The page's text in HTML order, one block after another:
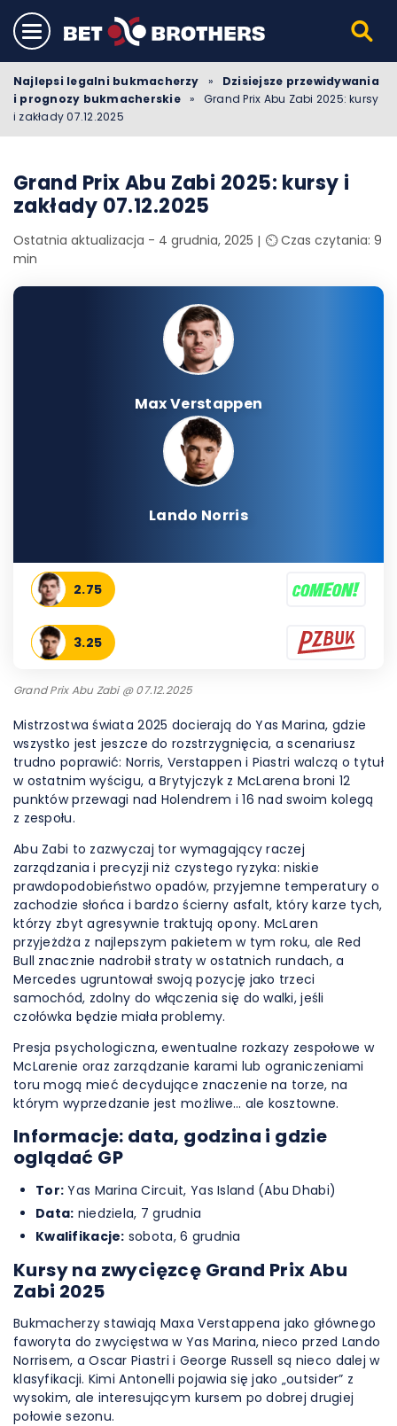
Najlepsi legalni bukmacherzy »
Dzisiejsze przewidywania
i prognozy bukmacherskie
»
Grand Prix Abu Zabi 2025: kursy
i zakłady 07.12.2025
Grand Prix Abu Zabi 2025: kursy i
zakłady 07.12.2025
Ostatnia aktualizacja - 4 grudnia, 2025
⏲️ Czas czytania: 9
min
Max Verstappen
Lando Norris
2.75
3.25
Grand Prix Abu Zabi @ 07.12.2025
Mistrzostwa świata 2025 docierają do Yas Marina, gdzie
wszystko jest jeszcze do rozstrzygnięcia, a scenariusz
trudno poprawić: Norris, Verstappen i Piastri walczą o tytuł
w ostatnim wyścigu, a Brytyjczyk z McLarena broni 12
punktów przewagi nad Holendrem i 16 nad swoim kolegą
z zespołu.
Abu Zabi to zazwyczaj tor wymagający raczej
zarządzania i precyzji niż czystego ryzyka: niskie
prawdopodobieństwo opadów, przyjemne temperatury o
zachodzie słońca i bardzo ścierny asfalt, który karze tych,
którzy zbyt agresywnie traktują opony. McLaren
przyjeżdża z najlepszym pakietem w tym roku, ale Red
Bull znacznie nadrobił straty w ostatnich rundach, a
Mercedes ugruntował swoją pozycję jako trzeci
samochód, zdolny do włączenia się do walki, jeśli
czołówka będzie miała problemy.
Presja psychologiczna, ewentualne rozkazy zespołowe w
McLarenie oraz zarządzanie karami lub ograniczeniami
toru mogą mieć decydujące znaczenie na torze, na
którym wyprzedzanie jest możliwe… ale kosztowne.
Informacje: data, godzina i gdzie
oglądać GP
Tor: Yas Marina Circuit, Yas Island (Abu Dhabi)
Data: niedziela, 7 grudnia
Kwalifikacje: sobota, 6 grudnia
Kursy na zwycięzcę Grand Prix Abu
Zabi 2025
Bukmacherzy stawiają Maxa Verstappena jako głównego
faworyta do zwycięstwa w Yas Marina, nieco przed Lando
Norrisem, a Oscar Piastri i George Russell są nieco dalej w
klasyfikacji. Kimi Antonelli pojawia się jako „outsider” z
wysokim, ale interesującym kursem po dobrej drugiej
połowie sezonu.